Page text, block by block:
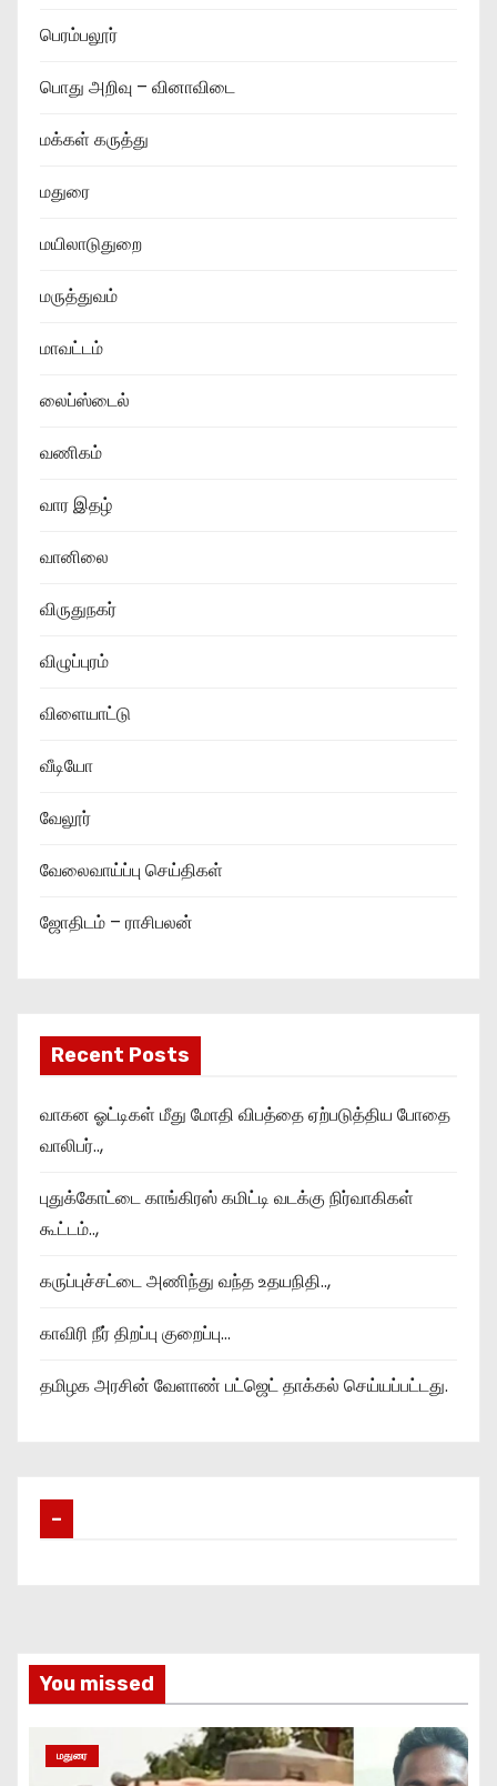
பெரம்பலூர்
பொது அறிவு – வினாவிடை
மக்கள் கருத்து
மதுரை
மயிலாடுதுறை
மருத்துவம்
மாவட்டம்
லைப்ஸ்டைல்
வணிகம்
வார இதழ்
வானிலை
விருதுநகர்
விழுப்புரம்
விளையாட்டு
வீடியோ
வேலூர்
வேலைவாய்ப்பு செய்திகள்
ஜோதிடம் – ராசிபலன்
Recent Posts
வாகன ஓட்டிகள் மீது மோதி விபத்தை ஏற்படுத்திய போதை
வாலிபர்..,
புதுக்கோட்டை காங்கிரஸ் கமிட்டி வடக்கு நிர்வாகிகள்
கூட்டம்..,
கருப்புச்சட்டை அணிந்து வந்த உதயநிதி..,
காவிரி நீர் திறப்பு குறைப்பு…
தமிழக அரசின் வேளாண் பட்ஜெட் தாக்கல் செய்யப்பட்டது.
–
You missed
மதுரை